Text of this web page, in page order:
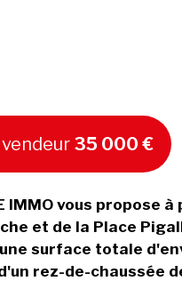
35 000 €
IMMO vous propose
et de la Place
surface totale
rez-de-chaussée